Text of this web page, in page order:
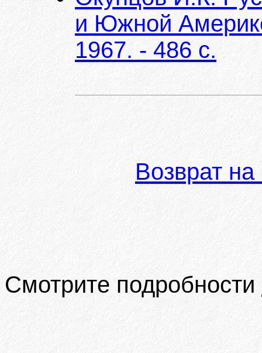
и Южной
1967. - 486 с.
Возврат
Смотрите подробности